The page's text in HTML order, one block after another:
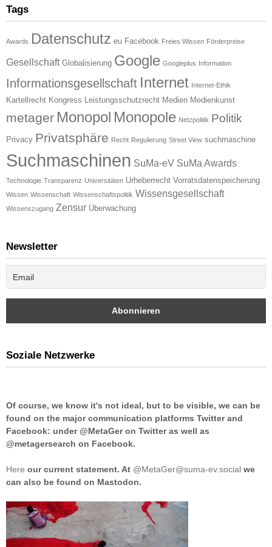
Tags
Awards Datenschutz eu Facebook Freies Wissen Förderpreise
Gesellschaft Globalisierung Google Googleplus Information
Informationsgesellschaft Internet Internet-Ethik
Kartellrecht Kongress Leistungsschutzrecht Medien Medienkunst
metager Monopol Monopole Netzpolitik Politik
Privacy Privatsphäre Recht Regulierung Street View suchmaschine
Suchmaschinen SuMa-eV SuMa Awards
Technologie Transparenz Universitäten Urheberrecht Vorratsdatenspeicherung
Wissen Wissenschaft Wissenschaftspolitik Wissensgesellschaft
Wissenszugang Zensur Überwachung
Newsletter
Soziale Netzwerke
Of course, we know it's not ideal, but to be visible, we can be
found on the major communication platforms Twitter and
Facebook: under @MetaGer on Twitter as well as
@metagersearch on Facebook.
Here our current statement. At @MetaGer@suma-ev.social we
can also be found on Mastodon.